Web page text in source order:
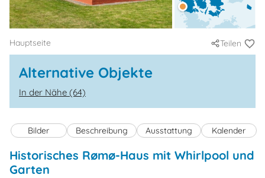
Hauptseite Teilen
Alternative Objekte
In der Nähe (64)
Bilder Beschreibung Ausstattung Kalender
Historisches Rømø-Haus mit Whirlpool und
Garten